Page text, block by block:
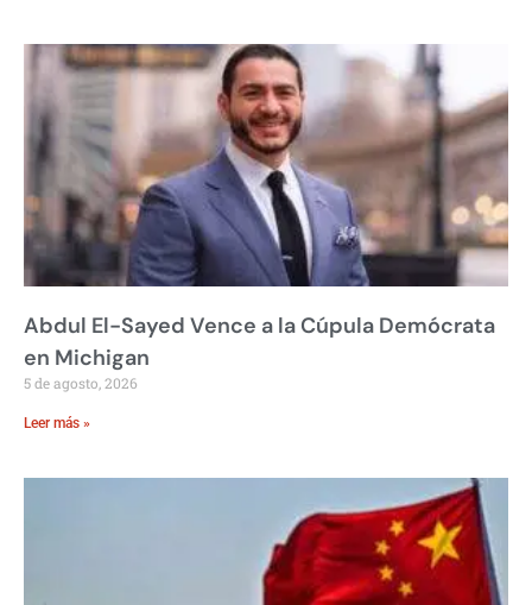
Abdul El-Sayed Vence a la Cúpula Demócrata
en Michigan
5 de agosto, 2026
Leer más »